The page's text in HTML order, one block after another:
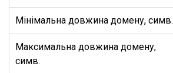
Мінімальна довжина домену, симв.
Максимальна довжина домену,
симв.